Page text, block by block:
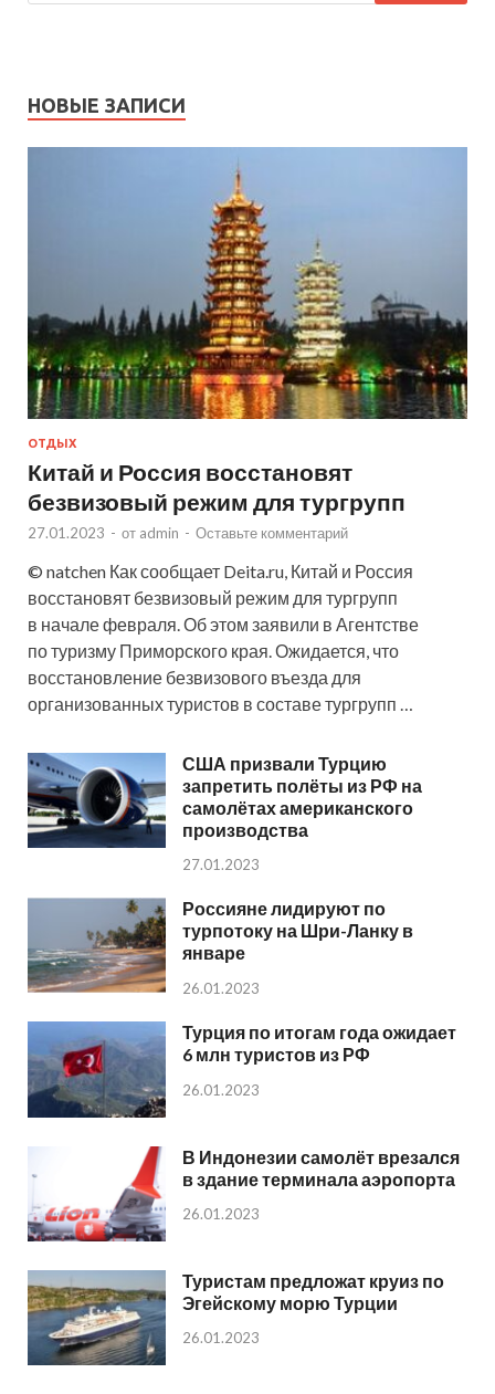
НОВЫЕ ЗАПИСИ
ОТДЫХ
Китай и Россия восстановят
безвизовый режим для тургрупп
27.01.2023 - от admin - Оставьте комментарий
© natchen Как сообщает Deita.ru, Китай и Россия
восстановят безвизовый режим для тургрупп
в начале февраля. Об этом заявили в Агентстве
по туризму Приморского края. Ожидается, что
восстановление безвизового въезда для
организованных туристов в составе тургрупп …
США призвали Турцию
запретить полёты из РФ на
самолётах американского
производства
27.01.2023
Россияне лидируют по
турпотоку на Шри-Ланку в
январе
26.01.2023
Турция по итогам года ожидает
6 млн туристов из РФ
26.01.2023
В Индонезии самолёт врезался
в здание терминала аэропорта
26.01.2023
Туристам предложат круиз по
Эгейскому морю Турции
26.01.2023